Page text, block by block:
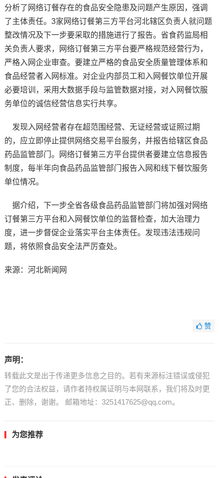
分析了网络订餐存在的食品安全隐患及问题产生原因，强调
了主体责任。3家网络订餐第三方平台河北辖区负责人就问题
整改情况及下一步要采取的措施进行了报告。省食药监局相
关负责人要求，网络订餐第三方平台要严格规范经营行为，
严格入网企业审查。要建立严格的食品安全质量管理体系和
食品经营者入网标准。对企业内部员工和入网餐饮单位开展
必要培训，采用大数据手段与监管数据对接，对入网餐饮服
务单位的诚信经营信息实行共享。
发现入网经营者存在超范围经营、无证经营或证照过期
的，应立即停止提供网络交易平台服务，并报告给辖区食品
药品监管部门。网络订餐第三方平台提供者要建立信息报告
制度，每半年向食品药品监管部门报告入网和线下餐饮服务
单位情况。
据介绍，下一步全省各级食品药品监管部门将加强对网络
订餐第三方平台和入网餐饮单位的监督检查，加大治理力
度，进一步督促企业落实平台主体责任。发现违法违规问
题，将依照食品安全法严厉查处。
来源：河北新闻网
赞
声明：
转载此文是出于传递更多信息之目的。若有来源标注错误或侵犯
了您的合法权益，请作者持权属证明与本网联系，我们将及时更
正、删除，谢谢。 邮箱地址：3251417625@qq.com。
为您推荐